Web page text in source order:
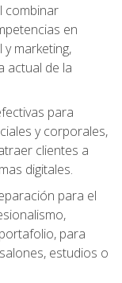
combinar
en
marketing,
actual de la
para
y corporales,
clientes a
digitales.
para el
para
estudios o